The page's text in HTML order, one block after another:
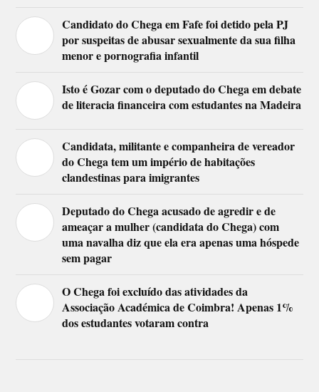
Candidato do Chega em Fafe foi detido pela PJ
por suspeitas de abusar sexualmente da sua filha
menor e pornografia infantil
Isto é Gozar com o deputado do Chega em debate
de literacia financeira com estudantes na Madeira
Candidata, militante e companheira de vereador
do Chega tem um império de habitações
clandestinas para imigrantes
Deputado do Chega acusado de agredir e de
ameaçar a mulher (candidata do Chega) com
uma navalha diz que ela era apenas uma hóspede
sem pagar
O Chega foi excluído das atividades da
Associação Académica de Coimbra! Apenas 1%
dos estudantes votaram contra